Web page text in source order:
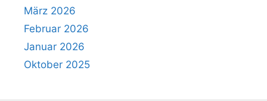
März 2026
Februar 2026
Januar 2026
Oktober 2025